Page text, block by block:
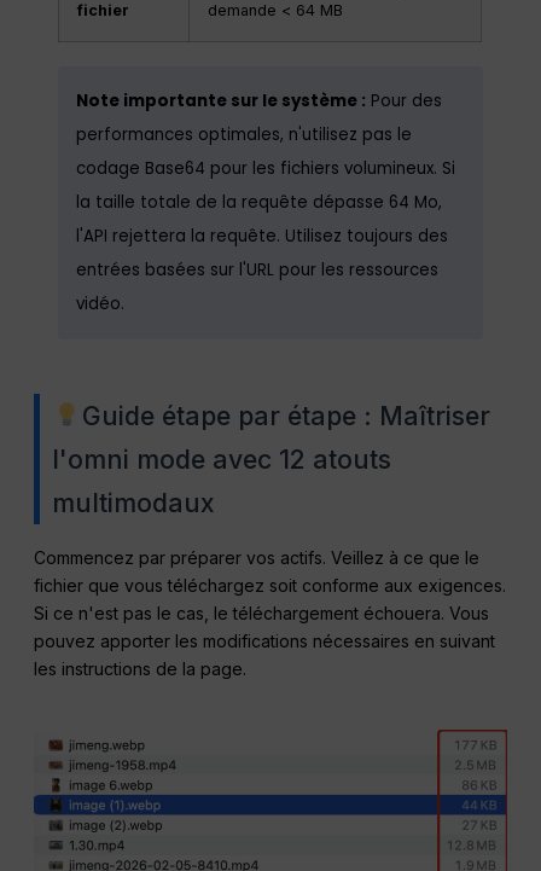
fichier
demande < 64 MB
Note importante sur le système : Pour des
performances optimales, n'utilisez pas le
codage Base64 pour les fichiers volumineux. Si
la taille totale de la requête dépasse 64 Mo,
l'API rejettera la requête. Utilisez toujours des
entrées basées sur l'URL pour les ressources
vidéo.
Guide étape par étape : Maîtriser
l'omni mode avec 12 atouts
multimodaux
Commencez par préparer vos actifs. Veillez à ce que le
fichier que vous téléchargez soit conforme aux exigences.
Si ce n'est pas le cas, le téléchargement échouera. Vous
pouvez apporter les modifications nécessaires en suivant
les instructions de la page.